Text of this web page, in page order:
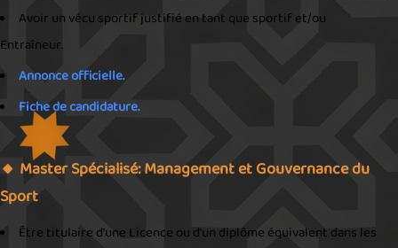
Avoir un vécu sportif justifié en tant que sportif et/ou
Entraîneur.
Annonce officielle.
Fiche de candidature.
🔸Master Spécialisé: Management et Gouvernance du
Sport
Être titulaire d’une Licence ou d’un diplôme équivalent dans les